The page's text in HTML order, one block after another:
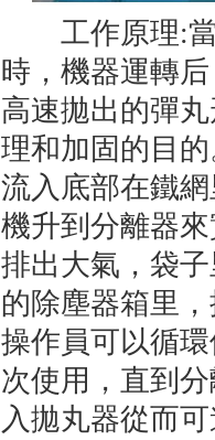
工作原理:
時，機器運轉
高速拋出的彈
理和加固的目
流入底部在鐵
機升到分離器
排出大氣，袋
的除塵器箱里
操作員可以循
次使用，直到
入拋丸器從而